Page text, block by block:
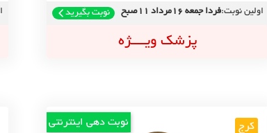
اولین نوبت:فردا جمعه 16مرداد 11صبح نوبت بگیرید
پزشک ویــــژه
کرج نوبت دهی اینترنتی